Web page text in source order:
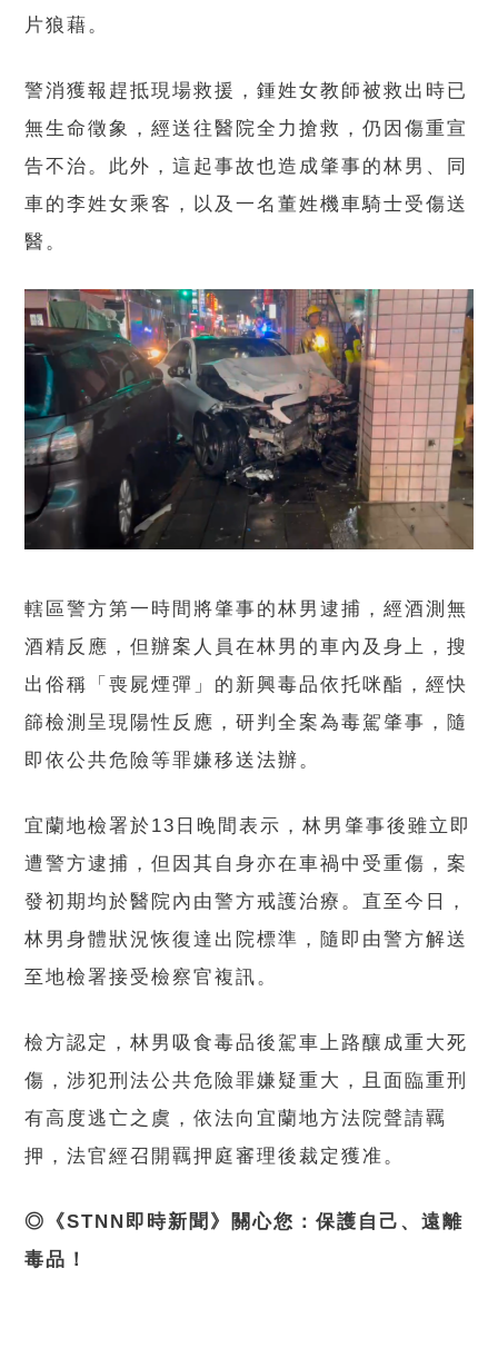
片狼藉。
警消獲報趕抵現場救援，鍾姓女教師被救出時已
無生命徵象，經送往醫院全力搶救，仍因傷重宣
告不治。此外，這起事故也造成肇事的林男、同
車的李姓女乘客，以及一名董姓機車騎士受傷送
醫。
轄區警方第一時間將肇事的林男逮捕，經酒測無
酒精反應，但辦案人員在林男的車內及身上，搜
出俗稱「喪屍煙彈」的新興毒品依托咪酯，經快
篩檢測呈現陽性反應，研判全案為毒駕肇事，隨
即依公共危險等罪嫌移送法辦。
宜蘭地檢署於13日晚間表示，林男肇事後雖立即
遭警方逮捕，但因其自身亦在車禍中受重傷，案
發初期均於醫院內由警方戒護治療。直至今日，
林男身體狀況恢復達出院標準，隨即由警方解送
至地檢署接受檢察官複訊。
檢方認定，林男吸食毒品後駕車上路釀成重大死
傷，涉犯刑法公共危險罪嫌疑重大，且面臨重刑
有高度逃亡之虞，依法向宜蘭地方法院聲請羈
押，法官經召開羈押庭審理後裁定獲准。
◎《STNN即時新聞》關心您：保護自己、遠離
毒品！